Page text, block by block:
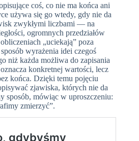
coś, co nie ma końca ani
używa się go wtedy, gdy nie da
zwykłymi liczbami — na
ogromnych przedziałów
„uciekają” poza
wyrażenia idei czegoś
niż każda możliwa do zapisania
konkretnej wartości, lecz
końca. Dzięki temu pojęciu
zjawiska, których nie da
sposób, mówiąc w uproszczeniu:
zmierzyć”.